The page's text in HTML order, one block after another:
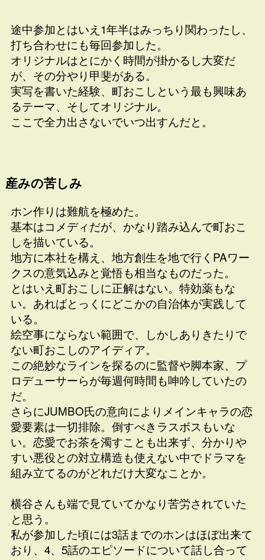
途中参加とはいえ1年半はみっちり関わったし、
打ち合わせにも毎回参加した。
オリジナルはとにかく時間が掛かるし大変だ
が、その分やり甲斐がある。
実写を書いた経験、町おこしという最も興味あ
るテーマ、そしてオリジナル。
ここで全力出さないでいつ出すんだと。
産みの苦しみ
ホン作りは難航を極めた。
基本はコメディだが、かなり踏み込んで町おこ
しを描いている。
地方に本社を構え、地方創生を地で行くPAワー
クスの意気込みと覚悟も相当なものだった。
とはいえ町おこしに正解はない。特効薬もな
い。あればとっくにどこかの自治体が実践して
いる。
絵空事にならない範囲で、しかしありきたりで
ない町おこしのアイディア。
この絶妙なラインを探るのに監督や脚本家、プ
ロデューサーらが毎週何時間も呻吟していたの
だ。
さらにJUMBO氏の意向によりメインキャラの恋
愛要素は一切排除。倒すべきラスボスもいな
い。恋愛でお茶を濁すことも出来ず、分かりや
すい悪役との対立構造も使えない中でドラマを
組み立てるのがどれだけ大変なことか。
横谷さんも端で見ていてかなり苦労されていた
と思う。
私が参加した頃には3話までのホンはほぼ出来て
おり、4、5話のエピソードについて話し合って